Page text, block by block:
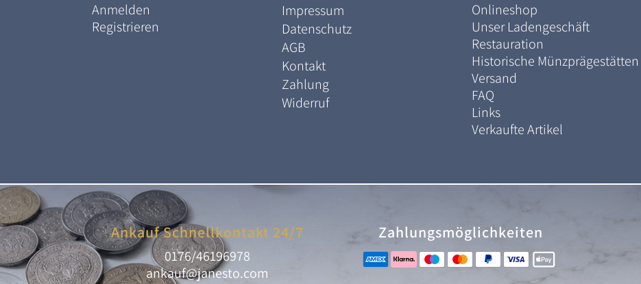
Anmelden
Registrieren
Impressum
Datenschutz
AGB
Kontakt
Zahlung
Widerruf
Onlineshop
Unser Ladengeschäft
Restauration
Historische Münzprägestätten
Versand
FAQ
Links
Verkaufte Artikel
Ankauf Schnellkontakt 24/7
0176/46196978
ankauf@janesto.com
Zahlungsmöglichkeiten